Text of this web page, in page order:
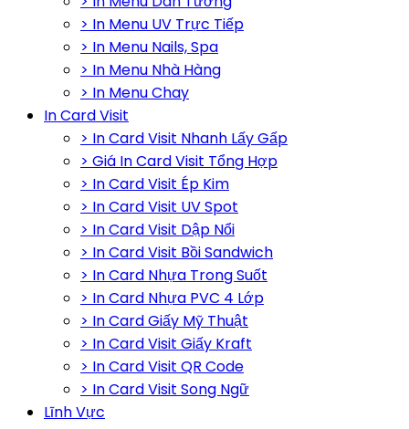
> In Menu UV Trực Tiếp
> In Menu Nails, Spa
> In Menu Nhà Hàng
> In Menu Chay
In Card Visit
> In Card Visit Nhanh Lấy Gấp
> Giá In Card Visit Tổng Hợp
> In Card Visit Ép Kim
> In Card Visit UV Spot
> In Card Visit Dập Nổi
> In Card Visit Bồi Sandwich
> In Card Nhựa Trong Suốt
> In Card Nhựa PVC 4 Lớp
> In Card Giấy Mỹ Thuật
> In Card Visit Giấy Kraft
> In Card Visit QR Code
> In Card Visit Song Ngữ
Lĩnh Vực